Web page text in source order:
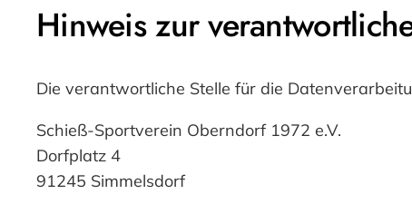
Hinweis zur
Die verantwortliche Stelle für die
Schieß-Sportverein Oberndorf 1972 e.V.
Dorfplatz 4
91245 Simmelsdorf